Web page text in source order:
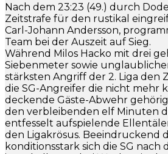
Nach dem 23:23 (49.) durch
Zeitstrafe für den rustikal
Carl-Johann Andersson,
Team bei der Auszeit auf Sieg.
Während Milos Hacko mit drei
Siebenmeter sowie
stärksten Angriff der 2. Liga den
die SG-Angreifer die nicht mehr
deckende Gäste-Abwehr
den verbleibenden elf Minuten
entfesselt aufspielende
den Ligakrösus. Beeindruckend
konditionsstark sich die SG nach